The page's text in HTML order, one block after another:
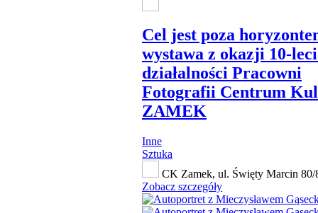
Cel jest poza
wystawa z okazji 10-
działalności Pracowni
Fotografii Centrum
ZAMEK
Inne
Sztuka
CK Zamek, ul. Święty Marcin 80/
Zobacz szczegóły